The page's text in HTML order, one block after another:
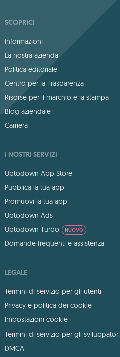
SCOPRICI
Informazioni
La nostra azienda
Politica editoriale
Centro per la Trasparenza
Risorse per il marchio e la stampa
Blog aziendale
Carriera
I NOSTRI SERVIZI
Uptodown App Store
Pubblica la tua app
Promuovi la tua app
Uptodown Ads
Uptodown Turbo
NUOVO
Domande frequenti e assistenza
LEGALE
Termini di servizio per gli utenti
Privacy e politica dei cookie
Impostazioni cookie
Termini di servizio per gli sviluppatori
DMCA